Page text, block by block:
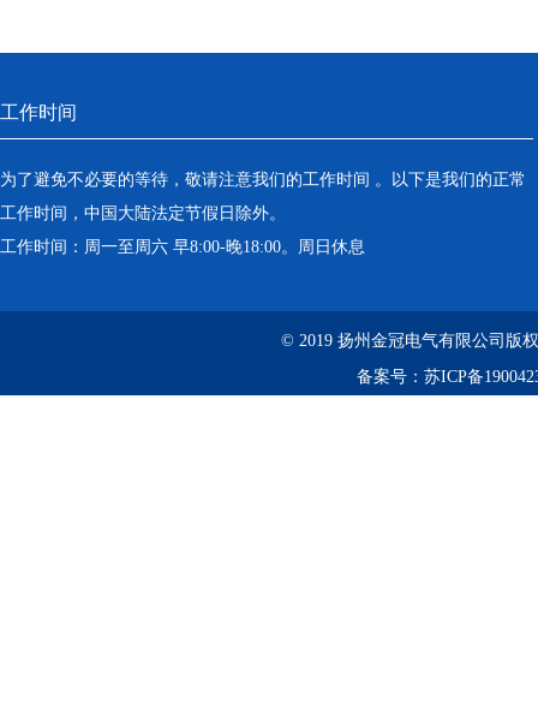
工作时间
为了避免不必要的等待，敬请注意我们的工作时间 。以下是我们的正常
工作时间，中国大陆法定节假日除外。
工作时间：周一至周六 早8:00-晚18:00。周日休息
© 2019 扬州金冠电气有限公司版
备案号： 苏ICP备